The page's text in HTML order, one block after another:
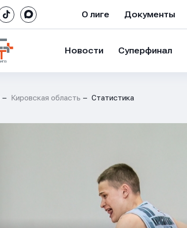
О лиге Документы
Новости Суперфинал
Кировская область Статистика